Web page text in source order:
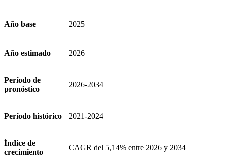
Año base 2025
Año estimado 2026
Período de
pronóstico
2026-2034
Período histórico 2021-2024
Índice de
crecimiento
CAGR del 5,14% entre 2026 y 2034